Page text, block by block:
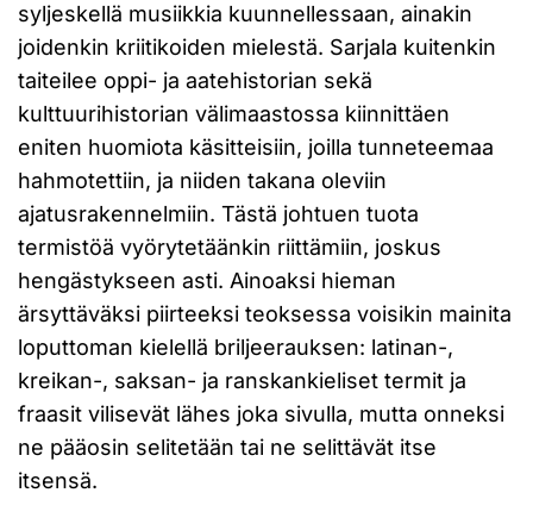
syljeskellä musiikkia kuunnellessaan, ainakin
joidenkin kriitikoiden mielestä. Sarjala kuitenkin
taiteilee oppi- ja aatehistorian sekä
kulttuurihistorian välimaastossa kiinnittäen
eniten huomiota käsitteisiin, joilla tunneteemaa
hahmotettiin, ja niiden takana oleviin
ajatusrakennelmiin. Tästä johtuen tuota
termistöä vyörytetäänkin riittämiin, joskus
hengästykseen asti. Ainoaksi hieman
ärsyttäväksi piirteeksi teoksessa voisikin mainita
loputtoman kielellä briljeerauksen: latinan-,
kreikan-, saksan- ja ranskankieliset termit ja
fraasit vilisevät lähes joka sivulla, mutta onneksi
ne pääosin selitetään tai ne selittävät itse
itsensä.